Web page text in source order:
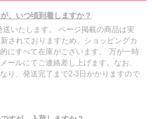
、いつ頃到着しますか？
いたします。 ページ掲載の商品は実
されておりますため、ショッピングカ
にすべて在庫がございます。 万が一時
ールにてご連絡差し上げます。なお、
り、発送完了まで2-3日かかりますので